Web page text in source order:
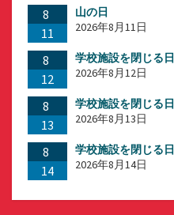
8
11
山の日
2026年8月11日
8
12
学校施設を閉じる日
2026年8月12日
8
13
学校施設を閉じる日
2026年8月13日
8
14
学校施設を閉じる日
2026年8月14日